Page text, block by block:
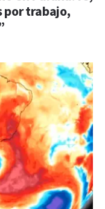
por trabajo,